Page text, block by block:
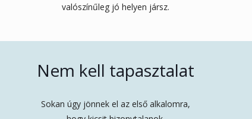
valószínűleg jó helyen jársz.
Nem kell tapasztalat
Sokan úgy jönnek el az első alkalomra,